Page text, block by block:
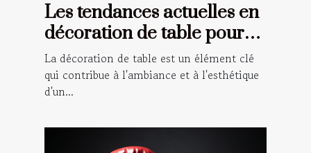
Les tendances actuelles en
décoration de table pour
les événements spéciaux
La décoration de table est un élément clé
qui contribue à l'ambiance et à l'esthétique
d'un...